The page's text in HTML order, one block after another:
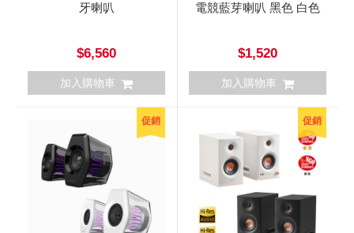
牙喇叭
$6,560
加入購物車
電競藍芽喇叭 黑色 白色
$1,520
加入購物車
促銷 促銷